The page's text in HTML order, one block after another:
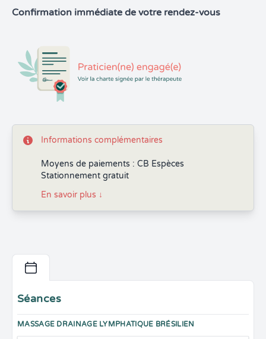
Confirmation immédiate de votre rendez-vous
Informations complémentaires
Moyens de paiements : CB Espèces
Stationnement gratuit
En savoir plus ↓
Séances
MASSAGE DRAINAGE LYMPHATIQUE BRÉSILIEN